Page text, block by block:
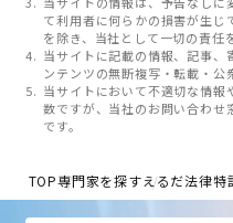
て利用者に何らかの損害が生じ
を除き、当社として一切の責任
当サイトに記載の情報、記事、
ンテンツの無断複写・転載・公
当サイトにおいて不適切な情報
数ですが、当社のお問い合わせ
です。
TOP専門家を探すえるだ法律特